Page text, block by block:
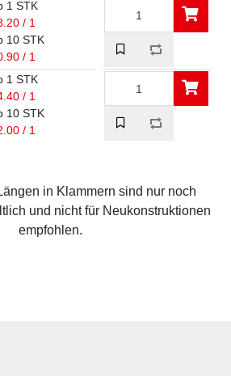
1 STK
/ 1
10 STK
/ 1
1 STK
/ 1
10 STK
/ 1
in Klammern sind nur noch
und nicht für Neukonstruktionen
empfohlen.